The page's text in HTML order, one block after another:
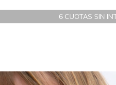
6 CUOTAS SIN INTERÉS A PARTIR